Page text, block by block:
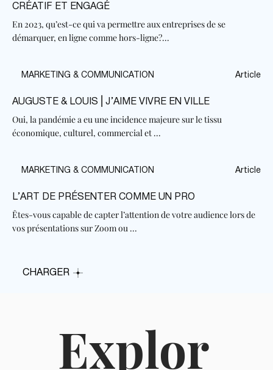
CHARGER
CRÉATIF ET ENGAGÉ
En 2023, qu’est-ce qui va permettre aux entreprises de se
démarquer, en ligne comme hors-ligne?...
MARKETING & COMMUNICATION Article
AUGUSTE & LOUIS ⎢J’AIME VIVRE EN VILLE
Oui, la pandémie a eu une incidence majeure sur le tissu
économique, culturel, commercial et ...
MARKETING & COMMUNICATION Article
L’ART DE PRÉSENTER COMME UN PRO
Êtes-vous capable de capter l’attention de votre audience lors de
vos présentations sur Zoom ou ...
Explor